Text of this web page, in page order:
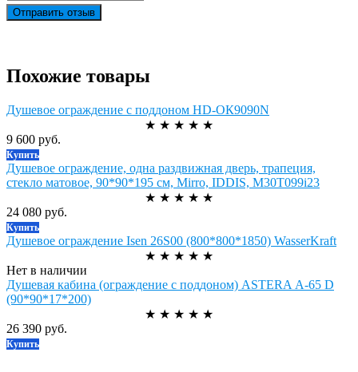
Отправить отзыв
Похожие товары
Душевое ограждение с поддоном HD-OК9090N
★ ★ ★ ★ ★
9 600 руб.
Купить
Душевое ограждение, одна раздвижная дверь, трапеция,
стекло матовое, 90*90*195 см, Mirro, IDDIS, M30T099i23
★ ★ ★ ★ ★
24 080 руб.
Купить
Душевое ограждение Isen 26S00 (800*800*1850) WasserKraft
★ ★ ★ ★ ★
Нет в наличии
Душевая кабина (ограждение с поддоном) ASTERA А-65 D
(90*90*17*200)
★ ★ ★ ★ ★
26 390 руб.
Купить